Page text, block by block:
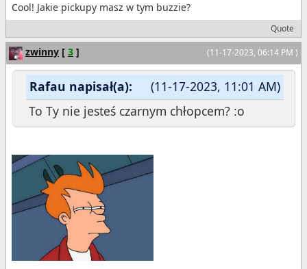
Cool! Jakie pickupy masz w tym buzzie?
Quote
(11-17-2023, 06:14 PM )
zwinny [ 3 ]
(11-17-2023, 11:01 AM)
Rafau napisał(a):
To Ty nie jesteś czarnym chłopcem? :o